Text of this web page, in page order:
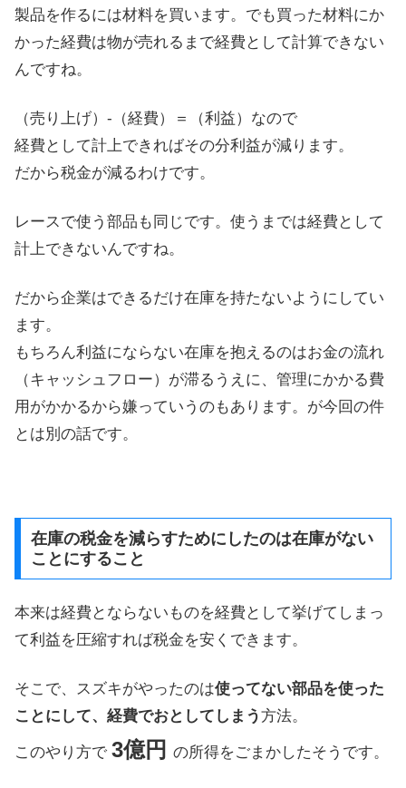
製品を作るには材料を買います。でも買った材料にか
かった経費は物が売れるまで経費として計算できない
んですね。
（売り上げ）-（経費）＝（利益）なので
経費として計上できればその分利益が減ります。
だから税金が減るわけです。
レースで使う部品も同じです。使うまでは経費として
計上できないんですね。
だから企業はできるだけ在庫を持たないようにしてい
ます。
もちろん利益にならない在庫を抱えるのはお金の流れ
（キャッシュフロー）が滞るうえに、管理にかかる費
用がかかるから嫌っていうのもあります。が今回の件
とは別の話です。
在庫の税金を減らすためにしたのは在庫がない
ことにすること
本来は経費とならないものを経費として挙げてしまっ
て利益を圧縮すれば税金を安くできます。
そこで、スズキがやったのは使ってない部品を使った
ことにして、経費でおとしてしまう方法。
このやり方で 3億円 の所得をごまかしたそうです。